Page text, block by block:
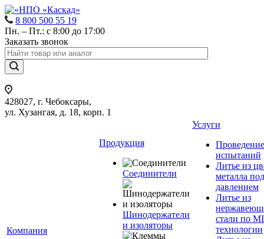
8 800 500 55 19
Пн. – Пт.: с 8:00 до 17:00
Заказать звонок
428027, г. Чебоксары,
ул. Хузангая, д. 18, корп. 1
Компания
Продукция
Соединители
Шинодержатели
и изоляторы
Услуги
Проведение
испытаний
Литье из
металла под
давлением
Литье из
стали по
технологии